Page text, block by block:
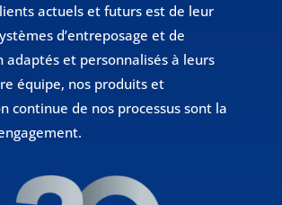
actuels et futurs est de leur
d’entreposage et de
adaptés et personnalisés à leurs
équipe, nos produits et
continue de nos processus sont la